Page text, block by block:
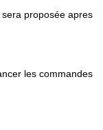
proposée apres
les commandes